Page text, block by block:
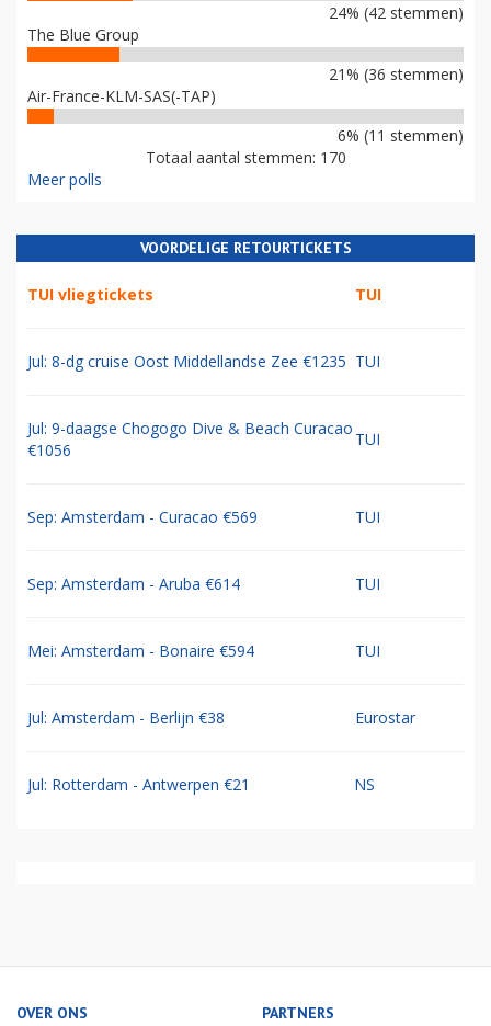
24% (42 stemmen)
The Blue Group
21% (36 stemmen)
Air-France-KLM-SAS(-TAP)
6% (11 stemmen)
Totaal aantal stemmen: 170
Meer polls
VOORDELIGE RETOURTICKETS
TUI vliegtickets TUI
Jul: 8-dg cruise Oost Middellandse Zee €1235 TUI
Jul: 9-daagse Chogogo Dive & Beach Curacao
€1056
TUI
Sep: Amsterdam - Curacao €569 TUI
Sep: Amsterdam - Aruba €614 TUI
Mei: Amsterdam - Bonaire €594 TUI
Jul: Amsterdam - Berlijn €38 Eurostar
Jul: Rotterdam - Antwerpen €21 NS
OVER ONS PARTNERS